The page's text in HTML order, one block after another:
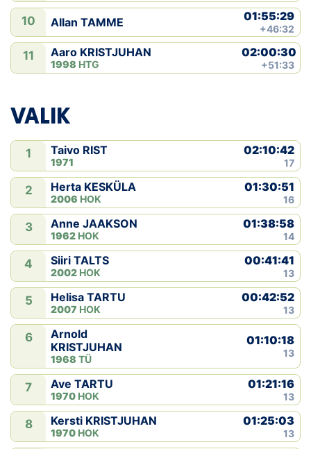
10 Allan TAMME 01:55:29
+46:32
11 Aaro KRISTJUHAN
1998 HTG
02:00:30
+51:33
VALIK
1 Taivo RIST
1971
02:10:42
17
2 Herta KESKÜLA
2006 HOK
01:30:51
16
3 Anne JAAKSON
1962 HOK
01:38:58
14
4 Siiri TALTS
2002 HOK
00:41:41
13
5 Helisa TARTU
2007 HOK
00:42:52
13
6
Arnold
KRISTJUHAN
1968 TÜ
01:10:18
13
7 Ave TARTU
1970 HOK
01:21:16
13
8 Kersti KRISTJUHAN
1970 HOK
01:25:03
13